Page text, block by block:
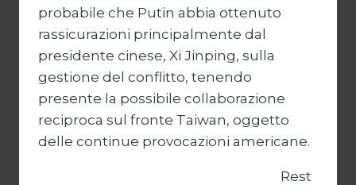
probabile che Putin abbia ottenuto
rassicurazioni principalmente dal
presidente cinese, Xi Jinping, sulla
gestione del conflitto, tenendo
presente la possibile collaborazione
reciproca sul fronte Taiwan, oggetto
delle continue provocazioni americane.
Rest